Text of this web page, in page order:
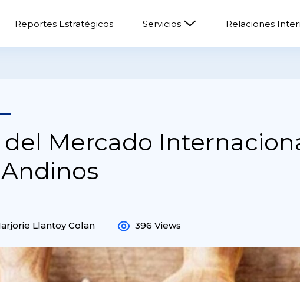
Reportes Estratégicos Servicios Relaciones
Mercado
Llantoy Colan 396 Views